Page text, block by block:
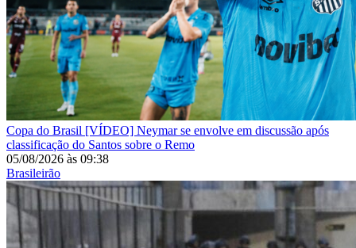
Copa do Brasil [VÍDEO] Neymar se envolve em discussão após
classificação do Santos sobre o Remo
05/08/2026 às 09:38
Brasileirão